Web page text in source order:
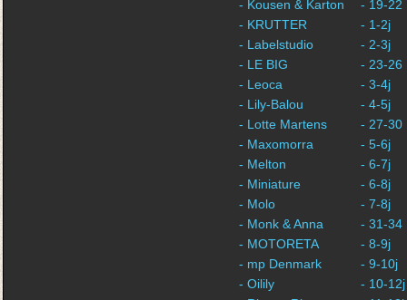
- Kousen & Karton
- KRUTTER
- Labelstudio
- LE BIG
- Leoca
- Lily-Balou
- Lotte Martens
- Maxomorra
- Melton
- Miniature
- Molo
- Monk & Anna
- MOTORETA
- mp Denmark
- Oilily
- 19-22
- 1-2j
- 2-3j
- 23-26
- 3-4j
- 4-5j
- 27-30
- 5-6j
- 6-7j
- 6-8j
- 7-8j
- 31-34
- 8-9j
- 9-10j
- 10-12j